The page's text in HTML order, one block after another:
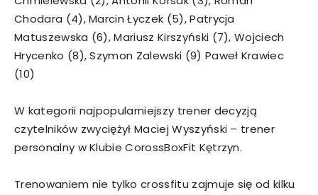
Chodara (4), Marcin Łyczek (5), Patrycja
Matuszewska (6), Mariusz Kirszyński (7), Wojciech
Hrycenko (8), Szymon Zalewski (9) Paweł Krawiec
(10)
W kategorii najpopularniejszy trener decyzją
czytelników zwyciężył Maciej Wyszyński – trener
personalny w Klubie CorossBoxFit Kętrzyn.
Trenowaniem nie tylko crossfitu zajmuje się od kilku